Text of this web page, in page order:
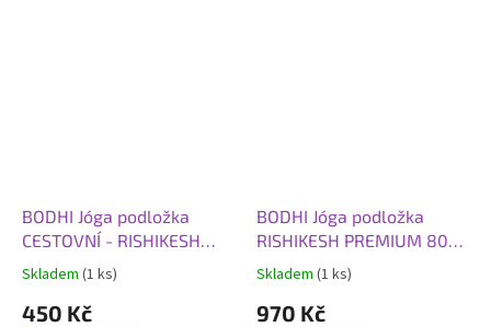
BODHI Jóga podložka
CESTOVNÍ - RISHIKESH
TRAVEL 60, 183x60x0,2
cm, divoká borůvka
Skladem (1 ks)
450 Kč
BODHI Jóga podložka
RISHIKESH PREMIUM 80
XL, 200x80x0,45 cm, šedá
Skladem (1 ks)
970 Kč